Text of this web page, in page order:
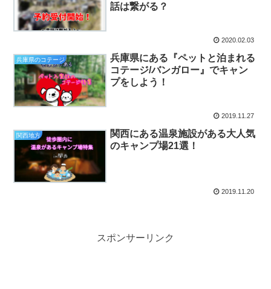
話は繋がる？
2020.02.03
兵庫県のコテージ
兵庫県にある『ペットと泊まれる
コテージ/バンガロー』でキャン
プをしよう！
2019.11.27
関西地方
関西にある温泉施設がある大人気
のキャンプ場21選！
2019.11.20
スポンサーリンク